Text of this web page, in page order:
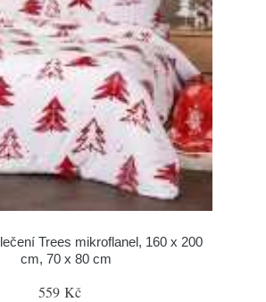
Trees mikroflanel, 160 x 200
cm, 70 x 80 cm
559 Kč